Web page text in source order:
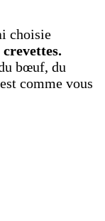
choisie
bœuf, du
comme vous